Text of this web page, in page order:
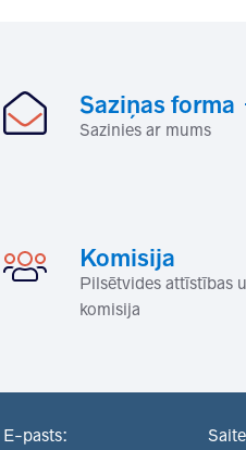
Saziņas forma
Sazinies ar mums
Komisija
Pilsētvides attīstības
komisija
E-pasts: